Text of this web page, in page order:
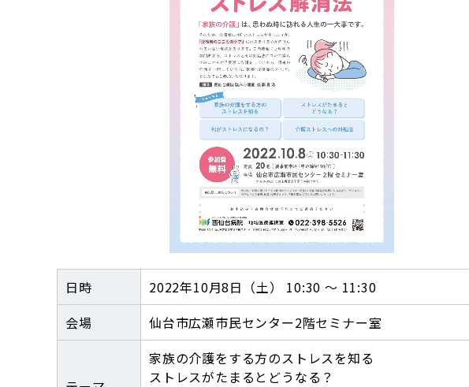
日時
2022年10月8日（土） 10:30 ～ 11:30
会場
仙台市広瀬市民センター2階セミナー室
家族の介護をする方のストレスを知る
ストレスがたまるとどうなる？